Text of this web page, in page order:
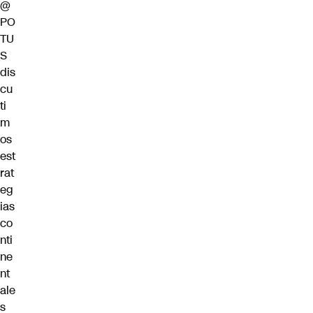
@
PO
TU
S
dis
cu
ti
m
os
est
rat
eg
ias
co
nti
ne
nt
ale
s